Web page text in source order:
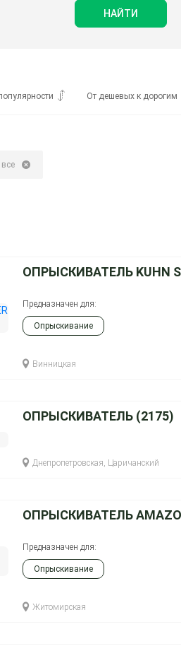
НАЙТИ
От дешевых к дорогим
ОПРЫСКИВАТЕЛЬ KUHN
Предназначен для:
Опрыскивание
Винницкая
ОПРЫСКИВАТЕЛЬ (2175)
Днепропетровская, Царичанский
ОПРЫСКИВАТЕЛЬ
Предназначен для:
Опрыскивание
Житомирская